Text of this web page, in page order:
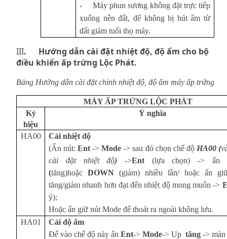
-
Máy phun sương không đặt trực tiếp
xuống nền đất, để không bị hút ẩm từ
đất giảm tuổi thọ máy.
III. Hướng dẫn cài đặt nhiệt độ, độ ẩm cho bộ
điều khiển ấp trứng Lộc Phát.
Bảng Hướng dẫn cài đặt chỉnh nhiệt độ, độ ẩm máy ấp trứng
MÁY ẤP TRỨNG LỘC PHÁT
Ký
hiệu
Ý nghĩa
HA00
Cài nhiệt độ
(Ấn nút:Ent ->Mode -> sau đó chọn chế độ HA00 (
cài đặt nhiệt độ) ->Ent(lựa chọn) ->
(tăng)hoặc DOWN(giảm) nhiều lần/ hoặc ấn
tăng/giảm nhanh hơn đạt đến nhiệt độ mong muốn ->
ý);
Hoặc ấn giữ nút Mode để thoát ra ngoài không lưu.
HA01
Cài độ ẩm
Để vào chế độ này ấnEnt->Mode-> Uptăng ->